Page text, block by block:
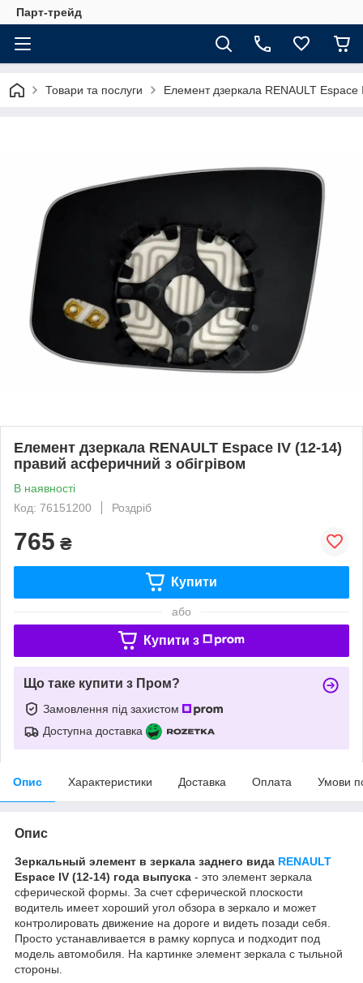
Парт-трейд
Товари та послуги Елемент дзеркала RENAULT
Елемент дзеркала RENAULT Espace IV (12-14)
правий асферичний з обігрівом
В наявності
Код: 76151200
Роздріб
765 ₴
Купити
або
Купити з
Що таке купити з Пром?
Замовлення під захистом
Доступна доставка
Опис Характеристики Доставка Оплата Умови
Опис
Зеркальный элемент в зеркала заднего вида RENAULT
Espace IV (12-14) года выпуска - это элемент зеркала
сферической формы. За счет сферической плоскости
водитель имеет хороший угол обзора в зеркало и может
контролировать движение на дороге и видеть позади себя.
Просто устанавливается в рамку корпуса и подходит под
модель автомобиля. На картинке элемент зеркала с тыльной
стороны.